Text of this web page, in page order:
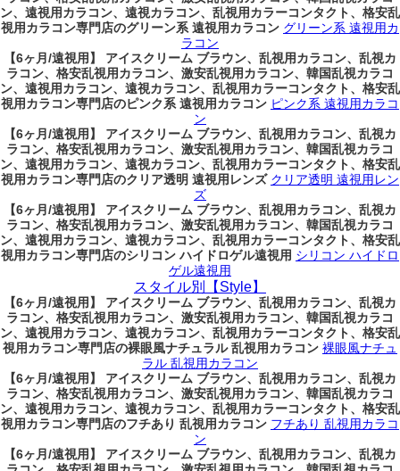
ン、遠視用カラコン、遠視カラコン、乱視用カラーコンタクト、格安乱
視用カラコン専門店のグリーン系 遠視用カラコン グリーン系 遠視用カ
ラコン
【6ヶ月/遠視用】 アイスクリーム ブラウン、乱視用カラコン、乱視カ
ラコン、格安乱視用カラコン、激安乱視用カラコン、韓国乱視カラコ
ン、遠視用カラコン、遠視カラコン、乱視用カラーコンタクト、格安乱
視用カラコン専門店のピンク系 遠視用カラコン ピンク系 遠視用カラコ
ン
【6ヶ月/遠視用】 アイスクリーム ブラウン、乱視用カラコン、乱視カ
ラコン、格安乱視用カラコン、激安乱視用カラコン、韓国乱視カラコ
ン、遠視用カラコン、遠視カラコン、乱視用カラーコンタクト、格安乱
視用カラコン専門店のクリア透明 遠視用レンズ クリア透明 遠視用レン
ズ
【6ヶ月/遠視用】 アイスクリーム ブラウン、乱視用カラコン、乱視カ
ラコン、格安乱視用カラコン、激安乱視用カラコン、韓国乱視カラコ
ン、遠視用カラコン、遠視カラコン、乱視用カラーコンタクト、格安乱
視用カラコン専門店のシリコン ハイドロゲル遠視用 シリコン ハイドロ
ゲル遠視用
スタイル別【Style】
【6ヶ月/遠視用】 アイスクリーム ブラウン、乱視用カラコン、乱視カ
ラコン、格安乱視用カラコン、激安乱視用カラコン、韓国乱視カラコ
ン、遠視用カラコン、遠視カラコン、乱視用カラーコンタクト、格安乱
視用カラコン専門店の裸眼風ナチュラル 乱視用カラコン 裸眼風ナチュ
ラル 乱視用カラコン
【6ヶ月/遠視用】 アイスクリーム ブラウン、乱視用カラコン、乱視カ
ラコン、格安乱視用カラコン、激安乱視用カラコン、韓国乱視カラコ
ン、遠視用カラコン、遠視カラコン、乱視用カラーコンタクト、格安乱
視用カラコン専門店のフチあり 乱視用カラコン フチあり 乱視用カラコ
ン
【6ヶ月/遠視用】 アイスクリーム ブラウン、乱視用カラコン、乱視カ